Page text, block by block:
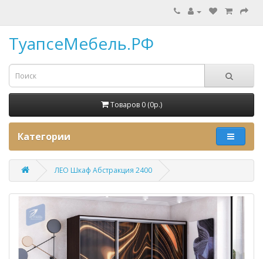
ТуапсеМебель.РФ
Товаров 0 (0p.)
Категории
ЛЕО Шкаф Абстракция 2400